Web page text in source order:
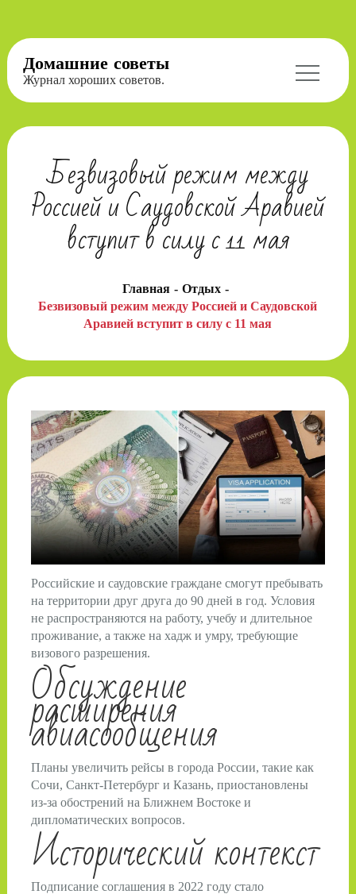
Перейти
содержимому
Домашние советы
Журнал хороших советов.
Безвизовый режим между
Россией и Саудовской Аравией
вступит в силу с 11 мая
Главная
Отдых
Безвизовый режим между Россией и Саудовской
Аравией вступит в силу с 11 мая
Российские и саудовские граждане смогут пребывать
на территории друг друга до 90 дней в год. Условия
не распространяются на работу, учебу и длительное
проживание, а также на хадж и умру, требующие
визового разрешения.
Обсуждение
расширения
авиасообщения
Планы увеличить рейсы в города России, такие как
Сочи, Санкт-Петербург и Казань, приостановлены
из-за обострений на Ближнем Востоке и
дипломатических вопросов.
Исторический контекст
Подписание соглашения в 2022 году стало